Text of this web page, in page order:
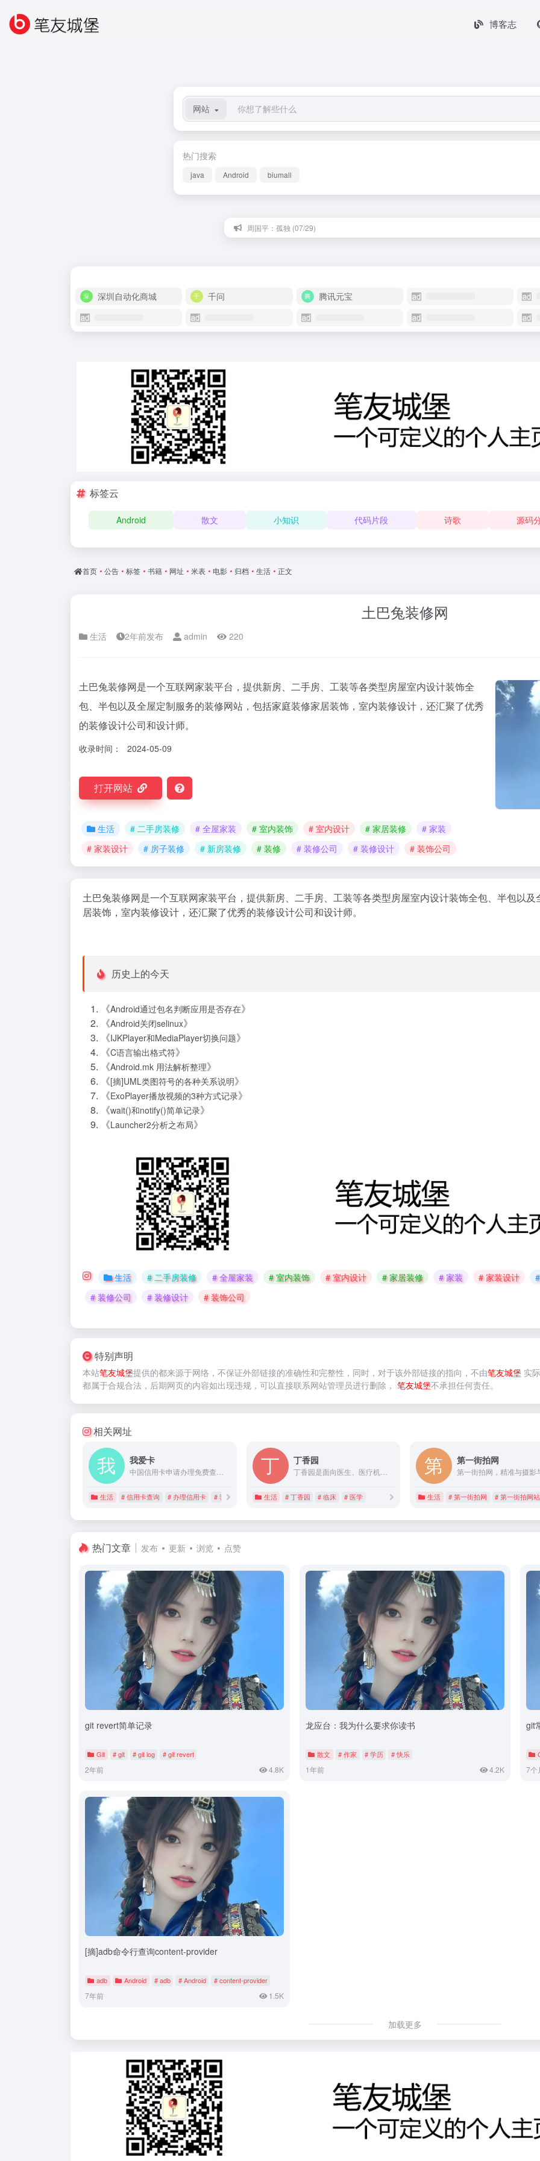
博客志
网站
热门搜索
java Android biumall
周国平：孤独 (07/29)
深圳自动化商城 千问 腾讯元宝
标签云
Android 散文 小知识 代码片段 诗歌 源码
首页 • 公告 • 标签 • 书籍 • 网址 • 米表 • 电影 • 归档 • 生活 • 正文
土巴兔装修网
生活 2年前发布 admin 220
土巴兔装修网是一个互联网家装平台，提供新房、二手房、工装等各类型房屋室内设计装饰全
包、半包以及全屋定制服务的装修网站，包括家庭装修家居装饰，室内装修设计，还汇聚了优秀
的装修设计公司和设计师。
收录时间： 2024-05-09
打开网站
生活 # 二手房装修 # 全屋家装 # 室内装饰 # 室内设计 # 家居装修
# 家装
# 家装设计
# 房子装修 # 新房装修 # 装修 # 装修公司 # 装修设计 # 装饰公司
土巴兔装修网是一个互联网家装平台，提供新房、二手房、工装等各类型房屋室内设计装饰全包、半包以
居装饰，室内装修设计，还汇聚了优秀的装修设计公司和设计师。
历史上的今天
《Android通过包名判断应用是否存在》
《Android关闭selinux》
《IJKPlayer和MediaPlayer切换问题》
《C语言输出格式符》
《Android.mk 用法解析整理》
《[摘]UML类图符号的各种关系说明》
《ExoPlayer播放视频的3种方式记录》
《wait()和notify()简单记录》
《Launcher2分析之布局》
生活 # 二手房装修 # 全屋家装 # 室内装饰 # 室内设计 # 家居装修 # 家装 # 家装设计
# 装修公司
# 装修设计 # 装饰公司
特别声明
本站笔友城堡提供的都来源于网络，不保证外部链接的准确性和完整性，同时，对于该外部链接的指向，不由笔友城堡 实
都属于合规合法，后期网页的内容如出现违规，可以直接联系网站管理员进行删除， 笔友城堡不承担任何责任。
相关网址
我爱卡
生活 # 信用卡查询 # 办理信用卡 # 我爱卡
丁香园
丁香园是面向医生、医疗机构、医药从业者以及生命科学领域人士的专业性社会化网络，提供医学、医疗、药学、生命科学等相关领域的交流平台、专业知识、最新科研进展以及技术服务。
生活 # 丁香园 # 临床 # 医学
第一街拍网
生活 # 第一街拍网 # 第一街拍网站
热门文章 发布 更新 浏览 点赞
git revert简单记录
Git # git # git log # git revert
2年前 4.8K
龙应台：我为什么要求你读书
散文 # 作家 # 学历 # 快乐
1年前 4.2K
git
7个
[摘]adb命令行查询content-provider
adb Android # adb # Android # content-provider
7年前 1.5K
加载更多